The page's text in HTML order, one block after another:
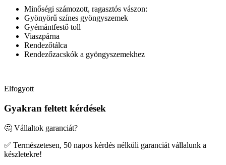
Minőségi számozott, ragasztós vászon:
Gyönyörű színes gyöngyszemek
Gyémántfestő toll
Viaszpárna
Rendezőtálca
Rendezőzacskók a gyöngyszemekhez
Elfogyott
Gyakran feltett kérdések
🤔 Vállaltok garanciát?
✅ Természetesen, 50 napos kérdés nélküli garanciát vállalunk a
készletekre!